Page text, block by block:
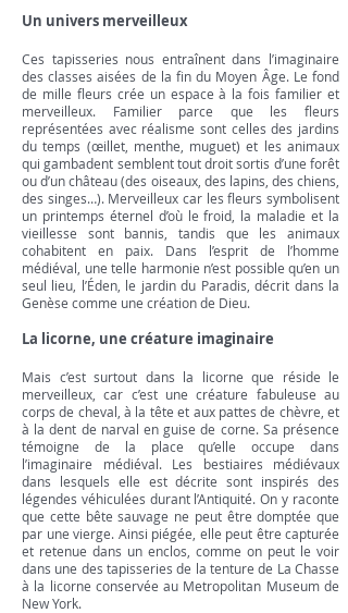
Un univers merveilleux
Ces tapisseries nous entraînent dans l’imaginaire
des classes aisées de la fin du Moyen Âge. Le fond
de mille fleurs crée un espace à la fois familier et
merveilleux. Familier parce que les fleurs
représentées avec réalisme sont celles des jardins
du temps (œillet, menthe, muguet) et les animaux
qui gambadent semblent tout droit sortis d’une forêt
ou d’un château (des oiseaux, des lapins, des chiens,
des singes…). Merveilleux car les fleurs symbolisent
un printemps éternel d’où le froid, la maladie et la
vieillesse sont bannis, tandis que les animaux
cohabitent en paix. Dans l’esprit de l’homme
médiéval, une telle harmonie n’est possible qu’en un
seul lieu, l’Éden, le jardin du Paradis, décrit dans la
Genèse comme une création de Dieu.
La licorne, une créature imaginaire
Mais c’est surtout dans la licorne que réside le
merveilleux, car c’est une créature fabuleuse au
corps de cheval, à la tête et aux pattes de chèvre, et
à la dent de narval en guise de corne. Sa présence
témoigne de la place qu’elle occupe dans
l’imaginaire médiéval. Les bestiaires médiévaux
dans lesquels elle est décrite sont inspirés des
légendes véhiculées durant l’Antiquité. On y raconte
que cette bête sauvage ne peut être domptée que
par une vierge. Ainsi piégée, elle peut être capturée
et retenue dans un enclos, comme on peut le voir
dans une des tapisseries de la tenture de La Chasse
à la licorne conservée au Metropolitan Museum de
New York.